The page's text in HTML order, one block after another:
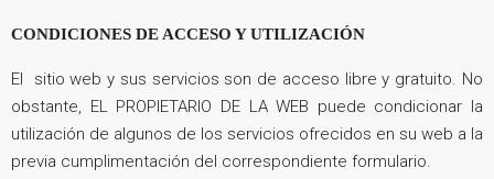
CONDICIONES DE ACCESO Y UTILIZACIÓN
El sitio web y sus servicios son de acceso libre y gratuito. No
obstante, EL PROPIETARIO DE LA WEB puede condicionar la
utilización de algunos de los servicios ofrecidos en su web a la
previa cumplimentación del correspondiente formulario.